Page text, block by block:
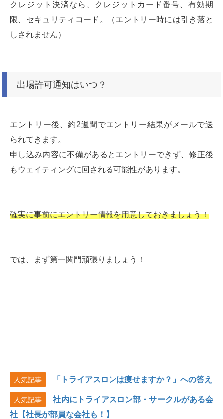
クレジット決済なら、クレジットカード番号、有効期
限、セキュリティコード。（エントリー時には引き落と
しされません）
出場許可通知はいつ？
エントリー後、約2週間でエントリー結果がメールで送
られてきます。
申し込み内容に不備があるとエントリーできず、修正後
もウェイティングに回される可能性があります。
確実に事前にエントリー情報を用意しておきましょう！
では、まず第一関門頑張りましょう！
人気記事 「トライアスロンは痩せますか？」への答え
人気記事
社内にトライアスロン部・サークルがある会
社【社長が部員な会社も！】